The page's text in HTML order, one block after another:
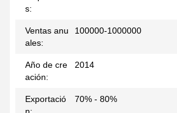
s:
Ventas anu
ales:
100000-1000000
Año de cre
ación:
2014
Exportació
70% - 80%